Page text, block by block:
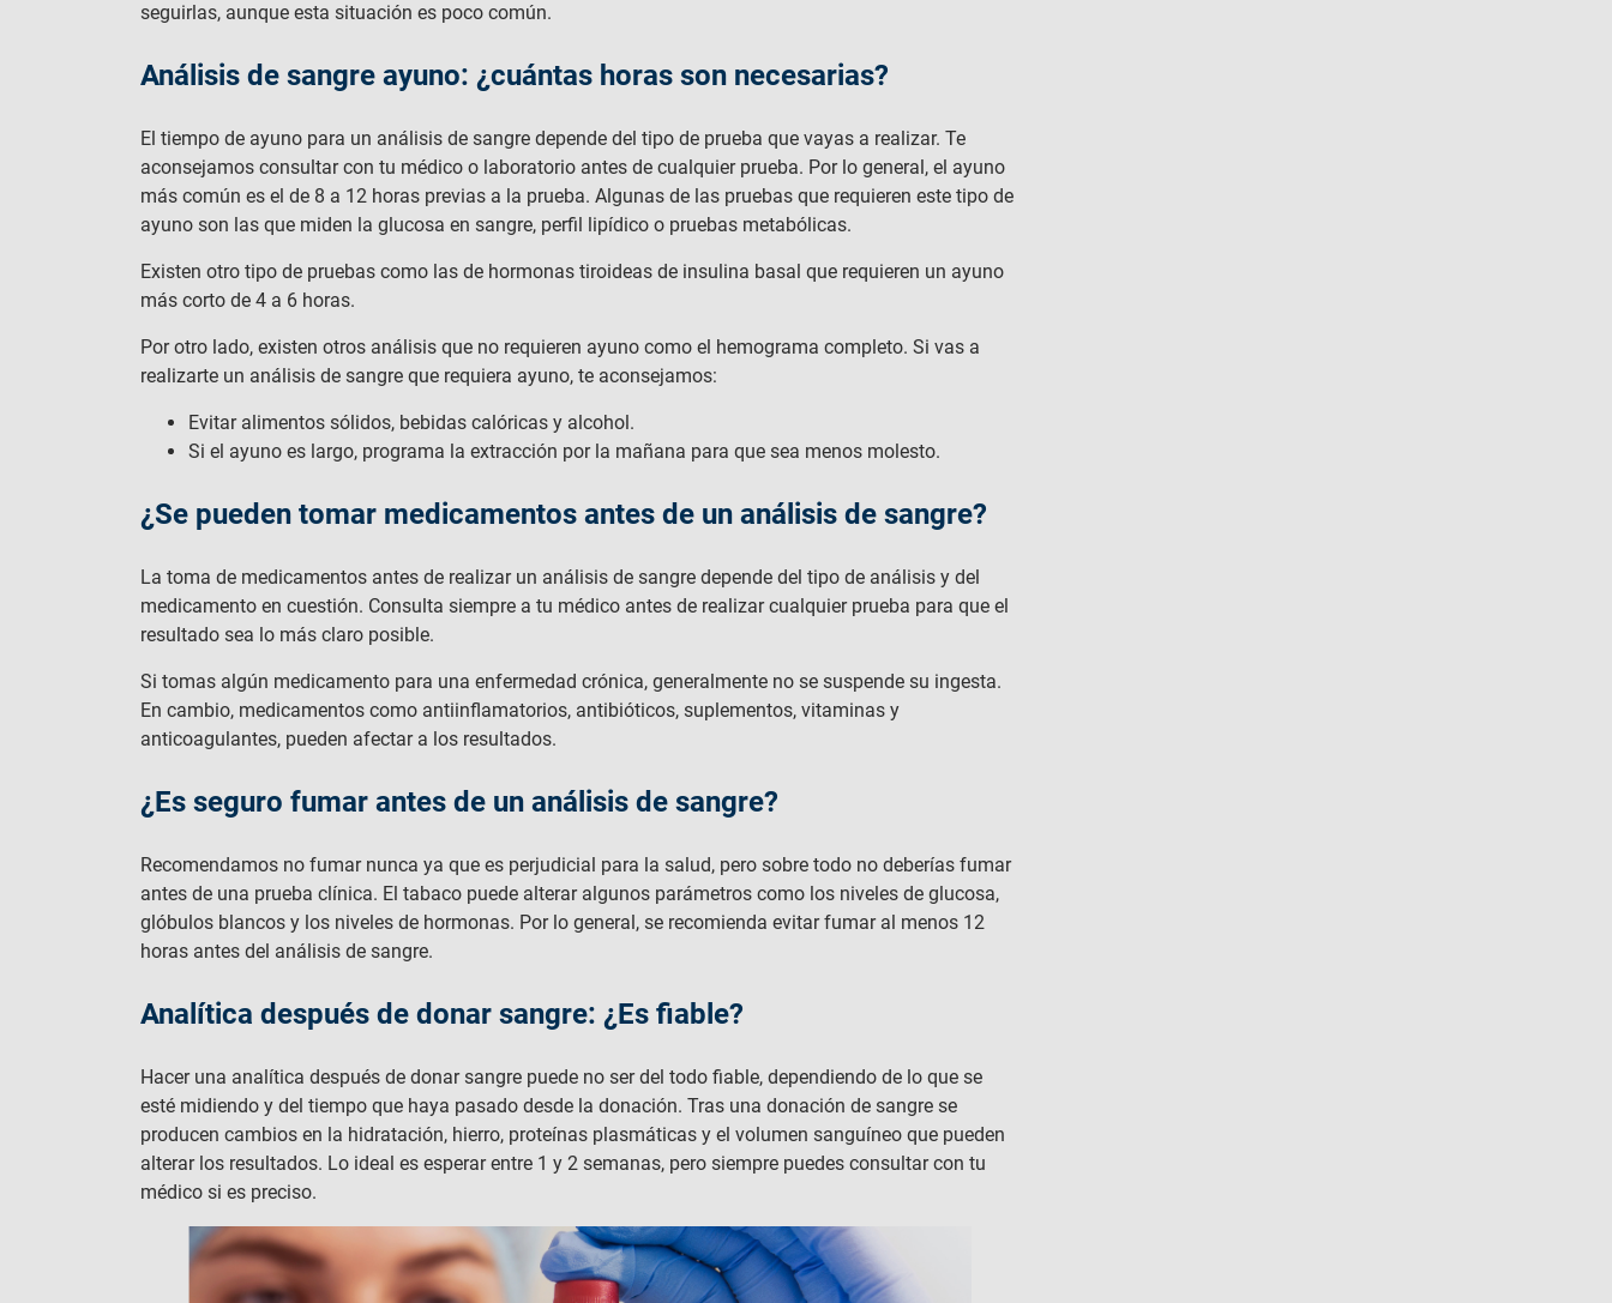
seguirlas, aunque esta situación es poco común.
Análisis de sangre ayuno: ¿cuántas horas son necesarias?
El tiempo de ayuno para un análisis de sangre depende del tipo de prueba que vayas a realizar. Te
aconsejamos consultar con tu médico o laboratorio antes de cualquier prueba. Por lo general, el ayuno
más común es el de 8 a 12 horas previas a la prueba. Algunas de las pruebas que requieren este tipo de
ayuno son las que miden la glucosa en sangre, perfil lipídico o pruebas metabólicas.
Existen otro tipo de pruebas como las de hormonas tiroideas de insulina basal que requieren un ayuno
más corto de 4 a 6 horas.
Por otro lado, existen otros análisis que no requieren ayuno como el hemograma completo. Si vas a
realizarte un análisis de sangre que requiera ayuno, te aconsejamos:
Evitar alimentos sólidos, bebidas calóricas y alcohol.
Si el ayuno es largo, programa la extracción por la mañana para que sea menos molesto.
¿Se pueden tomar medicamentos antes de un análisis de sangre?
La toma de medicamentos antes de realizar un análisis de sangre depende del tipo de análisis y del
medicamento en cuestión. Consulta siempre a tu médico antes de realizar cualquier prueba para que el
resultado sea lo más claro posible.
Si tomas algún medicamento para una enfermedad crónica, generalmente no se suspende su ingesta.
En cambio, medicamentos como antiinflamatorios, antibióticos, suplementos, vitaminas y
anticoagulantes, pueden afectar a los resultados.
¿Es seguro fumar antes de un análisis de sangre?
Recomendamos no fumar nunca ya que es perjudicial para la salud, pero sobre todo no deberías fumar
antes de una prueba clínica. El tabaco puede alterar algunos parámetros como los niveles de glucosa,
glóbulos blancos y los niveles de hormonas. Por lo general, se recomienda evitar fumar al menos 12
horas antes del análisis de sangre.
Analítica después de donar sangre: ¿Es fiable?
Hacer una analítica después de donar sangre puede no ser del todo fiable, dependiendo de lo que se
esté midiendo y del tiempo que haya pasado desde la donación. Tras una donación de sangre se
producen cambios en la hidratación, hierro, proteínas plasmáticas y el volumen sanguíneo que pueden
alterar los resultados. Lo ideal es esperar entre 1 y 2 semanas, pero siempre puedes consultar con tu
médico si es preciso.